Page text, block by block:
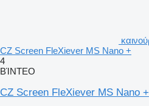
CZ Screen FleXiever MS Nano +
4
ΒΊΝΤΕΟ
CZ Screen FleXiever MS Nano +